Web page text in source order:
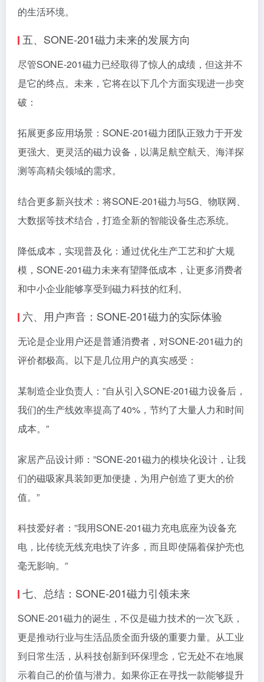
的生活环境。
五、SONE-201磁力未来的发展方向
尽管SONE-201磁力已经取得了惊人的成绩，但这并不
是它的终点。未来，它将在以下几个方面实现进一步突
破：
拓展更多应用场景：SONE-201磁力团队正致力于开发
更强大、更灵活的磁力设备，以满足航空航天、海洋探
测等高精尖领域的需求。
结合更多新兴技术：将SONE-201磁力与5G、物联网、
大数据等技术结合，打造全新的智能设备生态系统。
降低成本，实现普及化：通过优化生产工艺和扩大规
模，SONE-201磁力未来有望降低成本，让更多消费者
和中小企业能够享受到磁力科技的红利。
六、用户声音：SONE-201磁力的实际体验
无论是企业用户还是普通消费者，对SONE-201磁力的
评价都极高。以下是几位用户的真实感受：
某制造企业负责人：”自从引入SONE-201磁力设备后，
我们的生产线效率提高了40%，节约了大量人力和时间
成本。”
家居产品设计师：”SONE-201磁力的模块化设计，让我
们的磁吸家具装卸更加便捷，为用户创造了更大的价
值。”
科技爱好者：”我用SONE-201磁力充电底座为设备充
电，比传统无线充电快了许多，而且即使隔着保护壳也
毫无影响。”
七、总结：SONE-201磁力引领未来
SONE-201磁力的诞生，不仅是磁力技术的一次飞跃，
更是推动行业与生活品质全面升级的重要力量。从工业
到日常生活，从科技创新到环保理念，它无处不在地展
示着自己的价值与潜力。如果你正在寻找一款能够提升